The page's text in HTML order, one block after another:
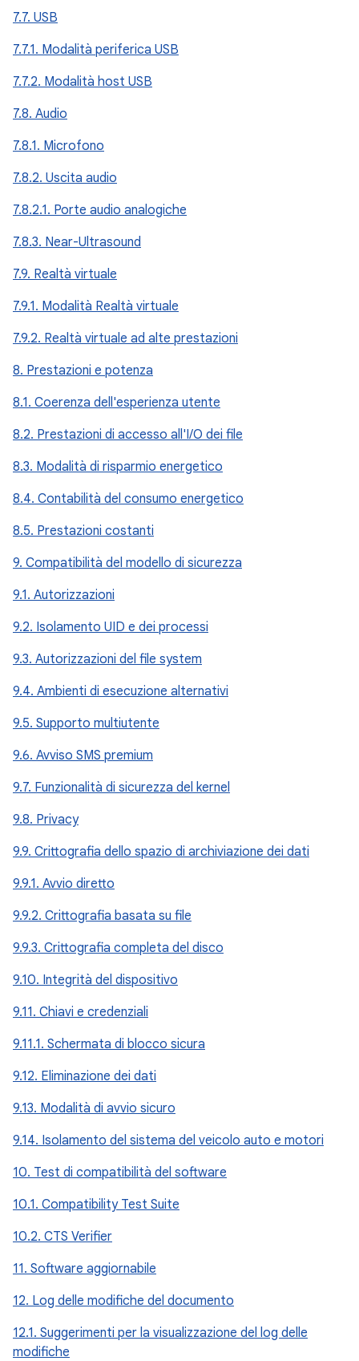
7.7. USB
7.7.1. Modalità periferica USB
7.7.2. Modalità host USB
7.8. Audio
7.8.1. Microfono
7.8.2. Uscita audio
7.8.2.1. Porte audio analogiche
7.8.3. Near-Ultrasound
7.9. Realtà virtuale
7.9.1. Modalità Realtà virtuale
7.9.2. Realtà virtuale ad alte prestazioni
8. Prestazioni e potenza
8.1. Coerenza dell'esperienza utente
8.2. Prestazioni di accesso all'I/O dei file
8.3. Modalità di risparmio energetico
8.4. Contabilità del consumo energetico
8.5. Prestazioni costanti
9. Compatibilità del modello di sicurezza
9.1. Autorizzazioni
9.2. Isolamento UID e dei processi
9.3. Autorizzazioni del file system
9.4. Ambienti di esecuzione alternativi
9.5. Supporto multiutente
9.6. Avviso SMS premium
9.7. Funzionalità di sicurezza del kernel
9.8. Privacy
9.9. Crittografia dello spazio di archiviazione dei dati
9.9.1. Avvio diretto
9.9.2. Crittografia basata su file
9.9.3. Crittografia completa del disco
9.10. Integrità del dispositivo
9.11. Chiavi e credenziali
9.11.1. Schermata di blocco sicura
9.12. Eliminazione dei dati
9.13. Modalità di avvio sicuro
9.14. Isolamento del sistema del veicolo auto e motori
10. Test di compatibilità del software
10.1. Compatibility Test Suite
10.2. CTS Verifier
11. Software aggiornabile
12. Log delle modifiche del documento
12.1. Suggerimenti per la visualizzazione del log delle
modifiche